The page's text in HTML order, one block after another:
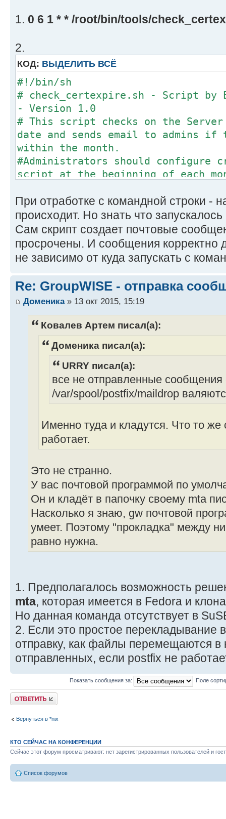
1. 0 6 1 * * /root/bin/tools/
2.
КОД: ВЫДЕЛИТЬ ВСЁ
#!/bin/sh
# check_certexpire.sh - Script by
- Version 1.0
# This script checks on the
date and sends email to admins
within the month.
#Administrators should configure
script at the beginning of each
# Modify the following variables
environment
DOMAIN=company.ru
ADMIN="event@compamy.ru
LDAPHOST=ldap.msk.company.ru
Organization='o=gup'
CERTLOG=/tmp/CERTLOG.log
mkdir -p /tmp/
ldapsearch -h$LDAPHOST -p389 -
-B1 nDSPKINotAfter > $CERTLOG
NUMOFLINES=`cat $CERTLOG | wc -l`
VAR1=`cat $CERTLOG | head -
cut -d~ -f2`
EXPIRY_YYYYMM=`echo $EXPIRY
CURRENT_YYYYMM=`date +%Y%m`
if [ $EXPIRY_YYYYMM -le
EXPIRY_DATE=`echo $EXPIRY
EXPIRY_DAY=`echo $EXPIRY |
EXPIRY_YEAR=`echo $EXPIRY |
CURRENT_DATE=`date +%Y%m%d`
CERTNAME=`echo $VAR1 | sed -
/~/' | cut -d~ -f1`
if [ $EXPIRY_DATE ==
echo "Please use iManager to
IMMEDIATELY" | mail -r
Certificate will expire TODAY!! -->
echo "Please use iManager
Certificate" | mail -r
Certificate will expire on
При отработке с командной строки -
происходит. Но знать что
Сам скрипт создает почтовые
просрочены. И сообщения корректно
не зависимо от куда запускать с
Re: GroupWISE - отправка
Доменика» 13 окт 2015, 15:19
Ковалев Артем писал(а):
Доменика писал(а):
URRY писал(а):
все не отправленные сообщения
/var/spool/postfix/maildrop
Именно туда и кладутся. Что то же
работает.
Это не странно.
У вас почтовой программой по
Он и кладёт в папочку своему mta
Насколько я знаю, gw почтовой
умеет. Поэтому "прокладка" между
равно нужна.
1. Предполагалось возможность
mta, которая имеется в Fedora и
Но данная команда отсутствует в
2. Если это простое перекладывание
отправку, как файлы перемещаются в
отправленных, если postfix не
Показать сообщения за: Поле
Ответить
Вернуться в *nix
КТО СЕЙЧАС НА КОНФЕРЕНЦИИ
Сейчас этот форум просматривают: нет зарегистрированных пользователей и
Список форумов